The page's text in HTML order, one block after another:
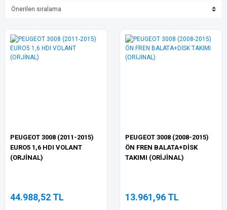
PEUGEOT 3008 (2011-2015)
EURO5 1,6 HDI VOLANT
(ORJİNAL)
44.988,52 TL
PEUGEOT 3008 (2008-2015)
ÖN FREN BALATA+DİSK
TAKIMI (ORİJİNAL)
13.961,96 TL